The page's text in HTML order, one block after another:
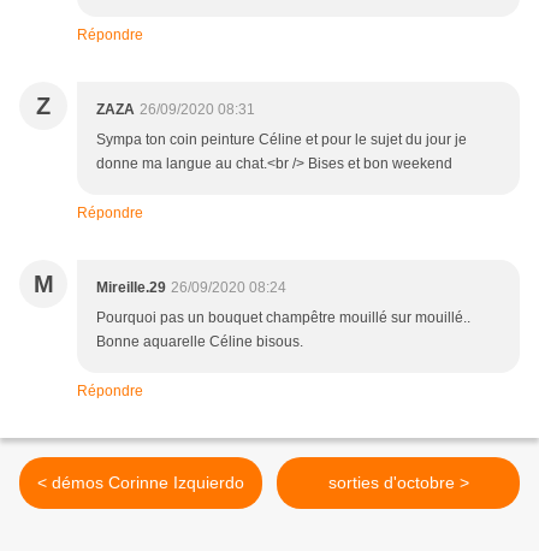
Répondre
Z ZAZA 26/09/2020 08:31
Sympa ton coin peinture Céline et pour le sujet du jour je
donne ma langue au chat.<br /> Bises et bon weekend
Répondre
M Mireille.29 26/09/2020 08:24
Pourquoi pas un bouquet champêtre mouillé sur mouillé..
Bonne aquarelle Céline bisous.
Répondre
< démos Corinne Izquierdo sorties d'octobre >